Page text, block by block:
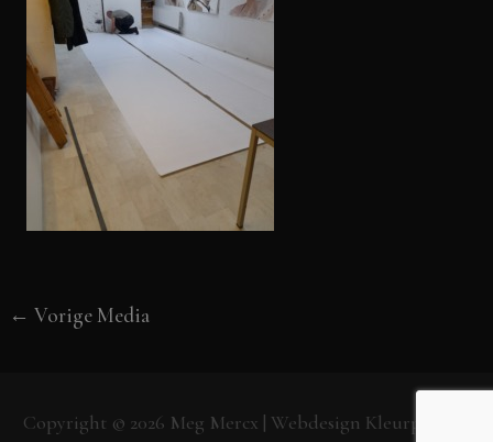
← Vorige Media
Copyright © 2026 Meg Mercx | Webdesign Kleurpunt.nl